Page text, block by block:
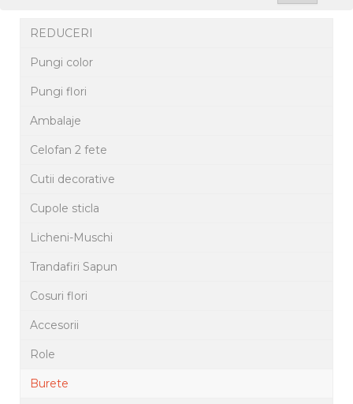
REDUCERI
Pungi color
Pungi flori
Ambalaje
Celofan 2 fete
Cutii decorative
Cupole sticla
Licheni-Muschi
Trandafiri Sapun
Cosuri flori
Accesorii
Role
Burete